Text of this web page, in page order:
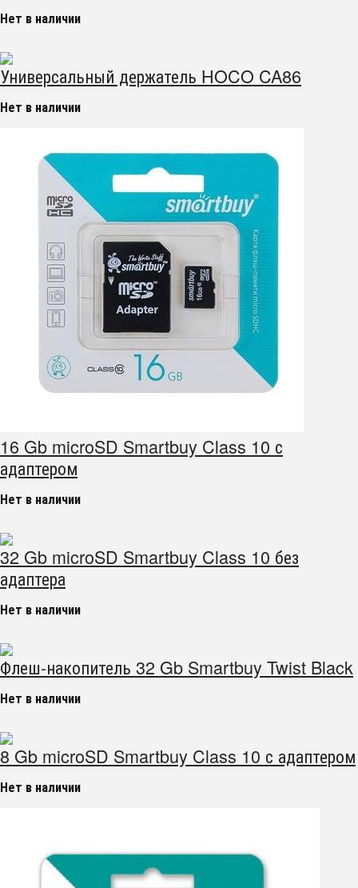
Нет в наличии
Универсальный держатель HOCO CA86
Нет в наличии
16 Gb microSD Smartbuy Class 10 с
адаптером
Нет в наличии
32 Gb microSD Smartbuy Class 10 без
адаптера
Нет в наличии
Флеш-накопитель 32 Gb Smartbuy Twist Black
Нет в наличии
8 Gb microSD Smartbuy Class 10 с адаптером
Нет в наличии